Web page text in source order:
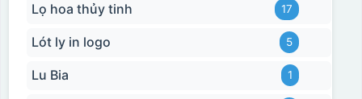
Lọ hoa thủy tinh 17
Lót ly in logo 5
Lu Bia 1